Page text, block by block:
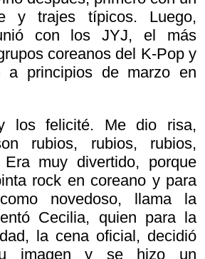
y trajes típicos. Luego,
con los JYJ, el más
coreanos del K-Pop y
a principios de marzo en
los felicité. Me dio risa,
rubios, rubios, rubios,
muy divertido, porque
rock en coreano y para
novedoso, llama la
Cecilia, quien para la
la cena oficial, decidió
imagen y se hizo un